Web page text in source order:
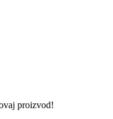
proizvod!